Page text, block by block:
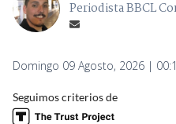
Periodista BBCL
Domingo 09 Agosto, 2026 |
Seguimos criterios de